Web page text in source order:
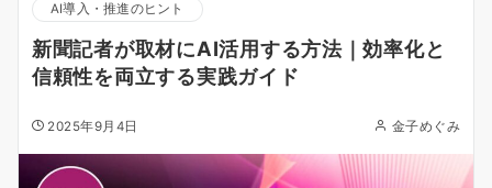
AI導入・推進のヒント
新聞記者が取材にAI活用する方法｜効率化と
信頼性を両立する実践ガイド
2025年9月4日 金子めぐみ